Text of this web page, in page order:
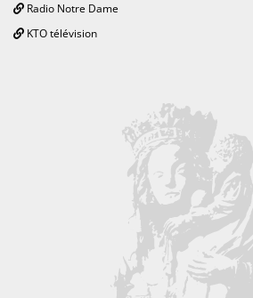
Radio Notre Dame
KTO télévision